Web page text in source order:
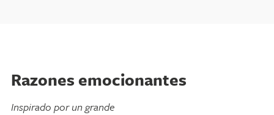
Razones emocionantes
Inspirado por un grande